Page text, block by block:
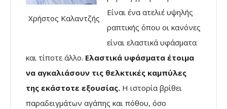
Χρήστος Καλαντζής
Είναι ένα ατελιέ υψηλής
ραπτικής όπου οι κανόνες
είναι ελαστικά υφάσματα
και τίποτε άλλο. Ελαστικά υφάσματα έτοιμα
να αγκαλιάσουν τις θελκτικές καμπύλες
της εκάστοτε εξουσίας. Η ιστορία βρίθει
παραδειγμάτων αγάπης και πόθου, όσο